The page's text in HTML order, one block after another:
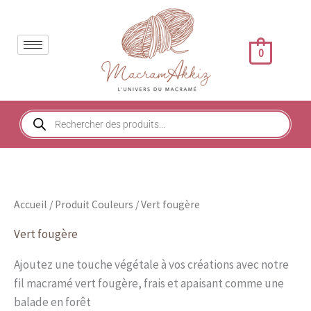
contenu
0
Recherche
de
produits
Accueil / Produit Couleurs / Vert fougère
Vert fougère
Ajoutez une touche végétale à vos créations avec notre
fil macramé vert fougère, frais et apaisant comme une
balade en forêt